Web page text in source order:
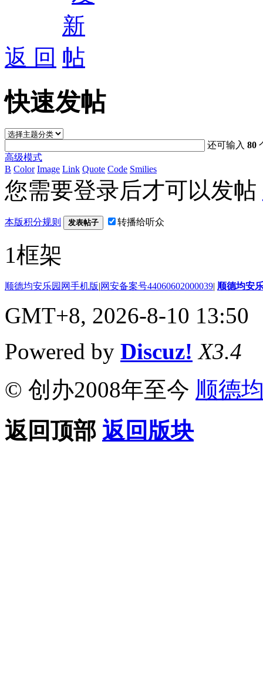
返 回
快速发帖
还可输入80
高级模式
B Color Image Link Quote Code Smilies
您需要登录后才可以发帖
本版积分规则 发表帖子 转播给听众
1框架
顺德均安乐园网手机版|网安备案号44060602000039| 顺德均安
GMT+8, 2026-8-10 13:50
Powered by Discuz! X3.4
© 创办2008年至今 顺德
返回顶部 返回版块